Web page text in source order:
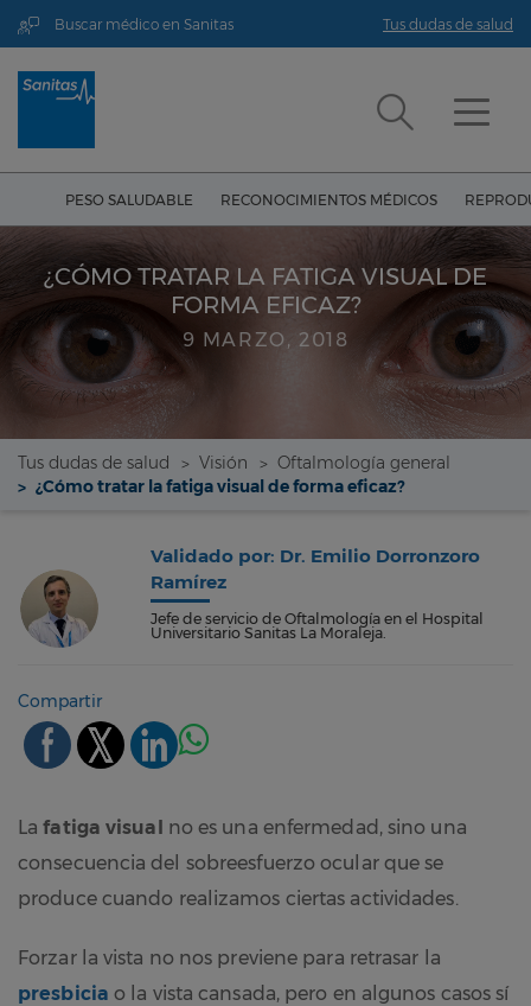
Buscar médico en Sanitas Tus dudas de salud
PESO SALUDABLE RECONOCIMIENTOS MÉDICOS
¿CÓMO TRATAR LA FATIGA VISUAL DE
FORMA EFICAZ?
9 MARZO, 2018
Tus dudas de salud Visión
Oftalmología general
¿Cómo tratar la fatiga visual de forma eficaz?
Validado por: Dr. Emilio Dorronzoro
Ramírez
Jefe de servicio de Oftalmología en el Hospital
Universitario Sanitas La Moraleja.
Compartir
Lafatiga visual no es una enfermedad, sino una
consecuencia del sobreesfuerzo ocular que se
produce cuando realizamos ciertas actividades.
Forzar la vista no nos previene para retrasar la
presbicia o la vista cansada, pero en algunos casos sí